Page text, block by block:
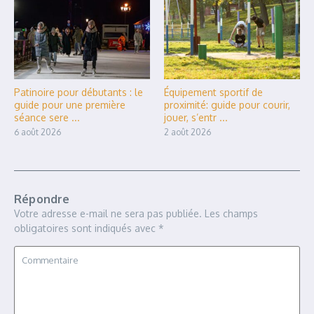
Patinoire pour débutants : le
guide pour une première
séance sere ...
6 août 2026
Équipement sportif de
proximité: guide pour courir,
jouer, s’entr ...
2 août 2026
Répondre
Votre adresse e-mail ne sera pas publiée. Les champs
obligatoires sont indiqués avec *